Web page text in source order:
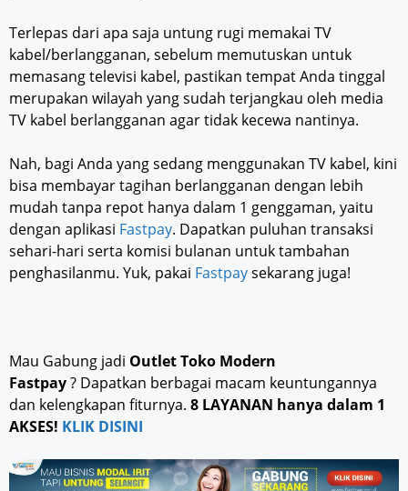
Terlepas dari apa saja untung rugi memakai TV
kabel/berlangganan, sebelum memutuskan untuk
memasang televisi kabel, pastikan tempat Anda tinggal
merupakan wilayah yang sudah terjangkau oleh media
TV kabel berlangganan agar tidak kecewa nantinya.
Nah, bagi Anda yang sedang menggunakan TV kabel, kini
bisa membayar tagihan berlangganan dengan lebih
mudah tanpa repot hanya dalam 1 genggaman, yaitu
dengan aplikasi Fastpay. Dapatkan puluhan transaksi
sehari-hari serta komisi bulanan untuk tambahan
penghasilanmu. Yuk, pakai Fastpaysekarang juga!
Mau Gabung jadi Outlet Toko Modern
Fastpay? Dapatkan berbagai macam keuntungannya
dan kelengkapan fiturnya. 8 LAYANAN hanya dalam 1
AKSES! KLIK DISINI